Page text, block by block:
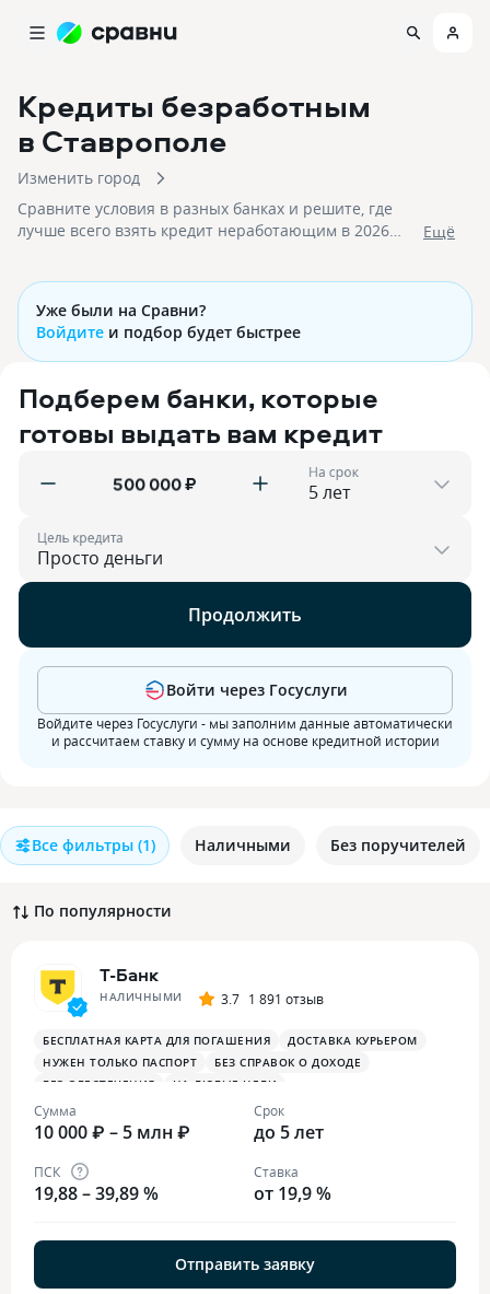
Кредиты безработным
в Ставрополе
Изменить город
Сравните условия в разных банках и решите, где
лучше всего взять кредит неработающим в 2026
Eщё
Уже были на Сравни?
Войдите и подбор будет быстрее
Подберем банки, которые
готовы выдать вам кредит
₽ На срок
Цель кредита
Продолжить
Войдите через Госуслуги - мы заполним данные автоматически
и рассчитаем ставку и сумму на основе кредитной истории
Войти через Госуслуги
Все фильтры (1) Наличными Без поручителей
По популярности
Т-Банк
НАЛИЧНЫМИ 3.7 1 891 отзыв
БЕСПЛАТНАЯ КАРТА ДЛЯ ПОГАШЕНИЯ
ДОСТАВКА КУРЬЕРОМ
НУЖЕН ТОЛЬКО ПАСПОРТ
БЕЗ СПРАВОК О ДОХОДЕ
БЕЗ ОБЕСПЕЧЕНИЯ
НА ЛЮБЫЕ ЦЕЛИ
Сумма
10 000 ₽ – 5 млн ₽
Срок
до 5 лет
ПСК
19,88 – 39,89 %
Ставка
от 19,9 %
Отправить заявку